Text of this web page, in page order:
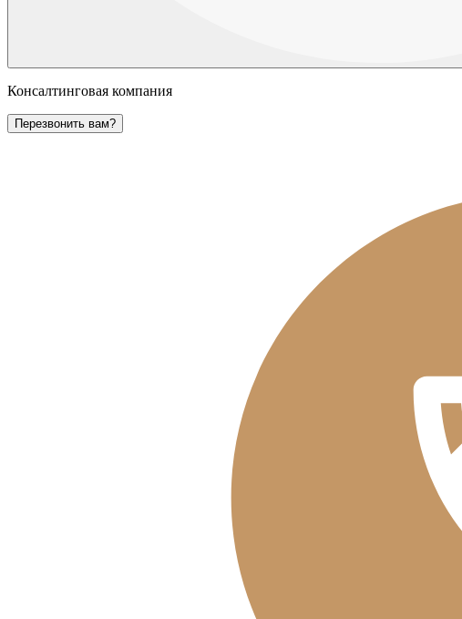
Консалтинговая компания
Перезвонить вам?